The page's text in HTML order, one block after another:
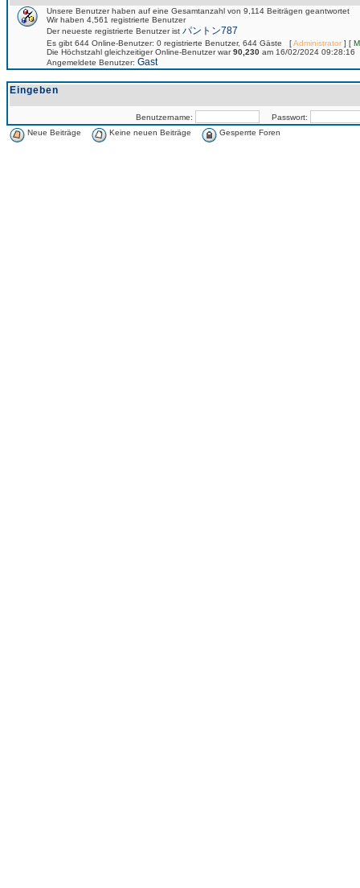
Unsere Benutzer haben auf eine Gesamtanzahl von 9,114 Beiträgen geantwortet
Wir haben 4,561 registrierte Benutzer
Der neueste registrierte Benutzer ist パントン787
Es gibt 644 Online-Benutzer: 0 registrierte Benutzer, 644 Gäste [Administrator] [
Die Höchstzahl gleichzeitiger Online-Benutzer war90,230 am 16/02/2024 09:28:16
Angemeldete Benutzer: Gast
Eingeben
Benutzername:
Passwort:
Neue Beiträge
Keine neuen Beiträge Gesperrte Foren